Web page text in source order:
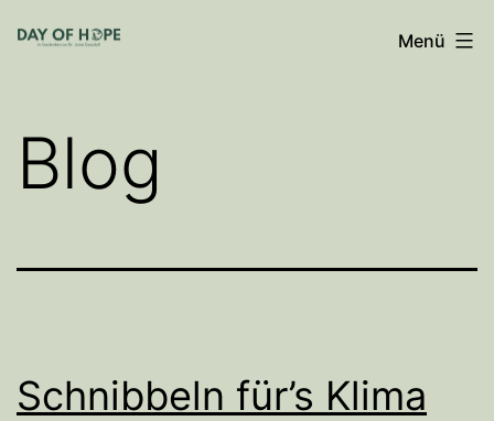
Inhalt
Menü
Blog
Schnibbeln für’s Klima